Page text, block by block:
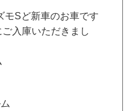
モSど新車のお車です
入庫いただきまし